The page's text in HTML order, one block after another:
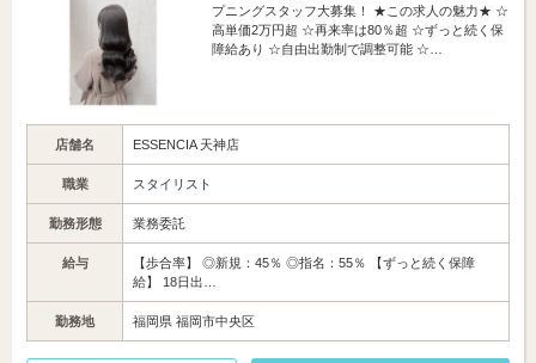
プニングスタッフ大募集！ ★この求人の魅力★ ☆
高単価2万円超 ☆再来率は80％超 ☆ずっと続く保
障給あり ☆自由出勤制で調整可能 ☆…
店舗名 ESSENCIA 天神店
職業 スタイリスト
勤務形態 業務委託
給与
【歩合率】 ◎新規：45％ ◎指名：55％ 【ずっと続く保障
給】 18日出…
勤務地 福岡県 福岡市中央区